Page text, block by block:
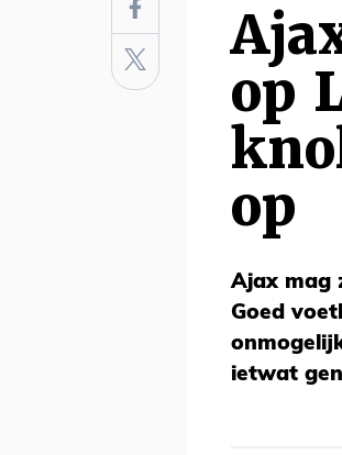
op
op
Ajax mag
Goed
ietwat